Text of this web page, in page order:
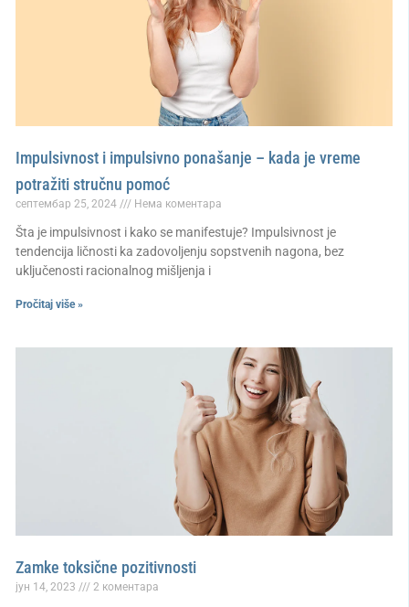
Impulsivnost i impulsivno ponašanje – kada je vreme
potražiti stručnu pomoć
септембар 25, 2024 Нема коментара
Šta je impulsivnost i kako se manifestuje? Impulsivnost je
tendencija ličnosti ka zadovoljenju sopstvenih nagona, bez
uključenosti racionalnog mišljenja i
Pročitaj više »
Zamke toksične pozitivnosti
јун 14, 2023 2 коментара